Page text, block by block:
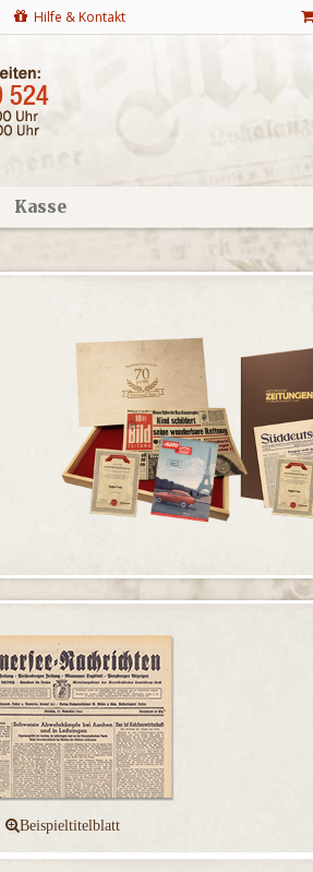
Hilfe & Kontakt
Kasse